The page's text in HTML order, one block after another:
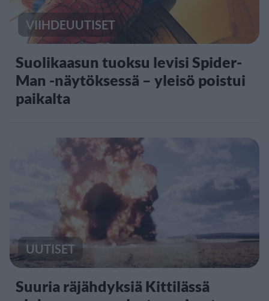
VIIHDEUUTISET
Suolikaasun tuoksu levisi Spider-
Man -näytöksessä – yleisö poistui
paikalta
UUTISET
Suuria räjähdyksiä Kittilässä